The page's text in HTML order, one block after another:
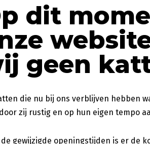
dit
geen
die nu bij ons verblijven hebben
zij rustig en op hun eigen tempo
de gewijzigde openingstijden is er de